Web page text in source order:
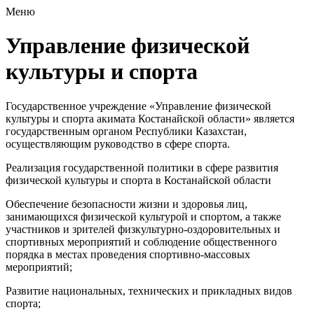
Меню
Управление физической
культуры и спорта
Государственное учреждение «Управление физической
культуры и спорта акимата Костанайской области» является
государственным органом Республики Казахстан,
осуществляющим руководство в сфере спорта.
Реализация государственной политики в сфере развития
физической культуры и спорта в Костанайской области
Обеспечение безопасности жизни и здоровья лиц,
занимающихся физической культурой и спортом, а также
участников и зрителей физкультурно-оздоровительных и
спортивных мероприятий и соблюдение общественного
порядка в местах проведения спортивно-массовых
мероприятий;
Развитие национальных, технических и прикладных видов
спорта;